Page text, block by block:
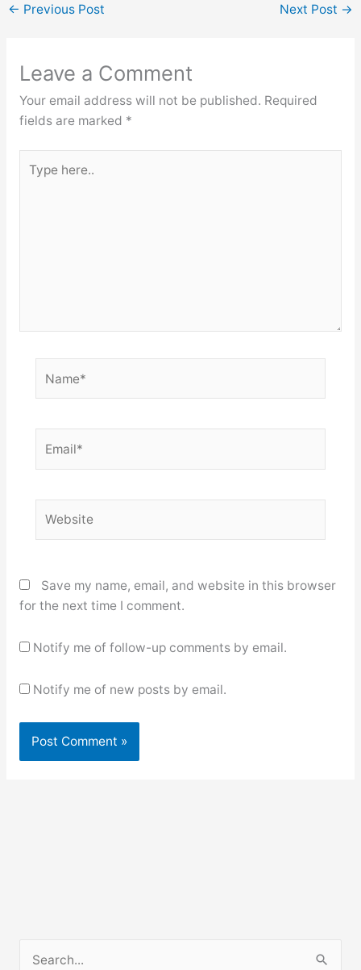
← Previous Post Next Post →
Leave a Comment
Your email address will not be published. Required
fields are marked *
here..
Save my name, email, and website in this browser
for the next time I comment.
Notify me of follow-up comments by email.
Notify me of new posts by email.